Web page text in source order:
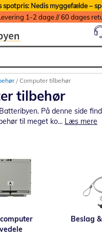
spotpris: Nedis myggefælde –
Computer tilbehør
tilbehør
På denne side
til meget ko... Læs mere
Beslag